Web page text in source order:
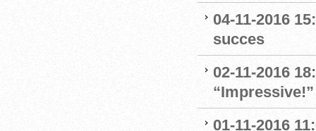
04-11-2016
succes
02-11-2016
“Impressive!”
01-11-2016